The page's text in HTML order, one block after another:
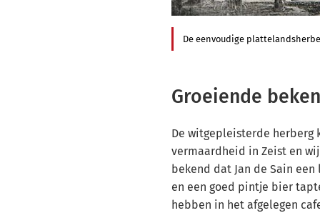
De eenvoudige
Groeiende
De witgepleisterde herberg
vermaardheid in Zeist en
bekend dat Jan de Sain
en een goed pintje bier
hebben in het afgelegen